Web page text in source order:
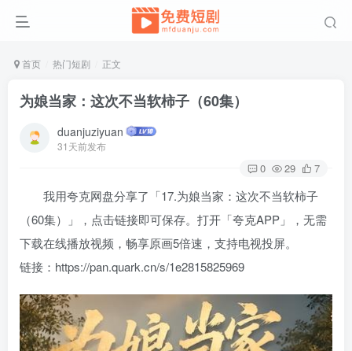
首页 热门短剧 正文
为娘当家：这次不当软柿子（60集）
duanjuziyuan
31天前发布
0 29 7
我用夸克网盘分享了「17.为娘当家：这次不当软柿子
（60集）」，点击链接即可保存。打开「夸克APP」，无需
下载在线播放视频，畅享原画5倍速，支持电视投屏。
链接：https://pan.quark.cn/s/1e2815825969